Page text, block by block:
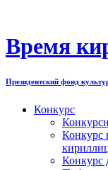
содержимому
Время
Президентский фонд
Конкурс
Конкурс
Конкурс